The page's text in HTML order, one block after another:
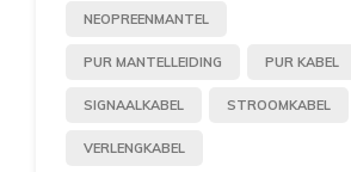
NEOPREENMANTEL
PUR MANTELLEIDING PUR KABEL
SIGNAALKABEL STROOMKABEL
VERLENGKABEL